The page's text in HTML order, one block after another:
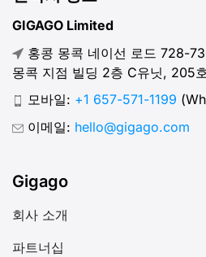
GIGAGO Limited
홍콩 몽콕 네이선 로드 728-
몽콕 지점 빌딩 2층 C유닛, 205호
모바일: +1 657-571-1199
이메일: hello@gigago.com
Gigago
회사 소개
파트너십